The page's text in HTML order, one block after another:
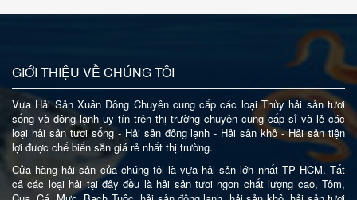
GIỚI THIỆU VỀ CHÚNG TÔI
Vựa Hải Sản Xuân Đông Chuyên cung cấp các loại Thủy hải sản tươi
sống và đông lạnh uy tín trên thị trường chuyên cung cấp sỉ và lẻ các
loại hải sản tươi sống - Hải sản đông lạnh - Hải sản khô - Hải sản tiện
lợi được chế biến sẵn giá rẻ nhất thị trường.
Cửa hàng hải sản của chúng tôi là vựa hải sản lớn nhất TP HCM. Tất
cả các loại hải tại đây đều là hải sản tươi ngon chất lượng cao, Tôm,